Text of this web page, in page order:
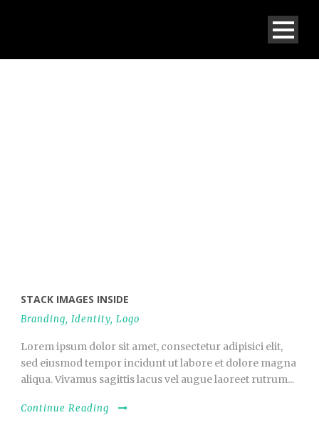
STACK IMAGES INSIDE
Branding, Identity, Logo
Lorem ipsum dolor sit amet, consectetur adipisici elit,
sed eiusmod tempor incidunt ut labore et dolore magna
aliqua. Vivamus sagittis lacus vel augue laoreet rutrum...
Continue Reading